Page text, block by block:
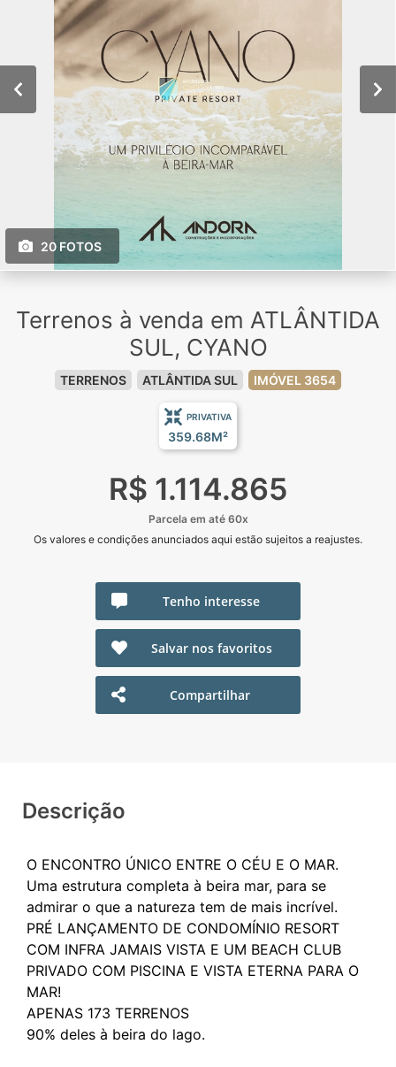
20 FOTOS
Terrenos à venda em ATLÂNTIDA
SUL, CYANO
TERRENOS ATLÂNTIDA SUL IMÓVEL 3654
PRIVATIVA
359.68M²
R$ 1.114.865
Parcela em até 60x
Os valores e condições anunciados aqui estão sujeitos a reajustes.
Tenho interesse
Salvar nos favoritos
Compartilhar
Descrição
O ENCONTRO ÚNICO ENTRE O CÉU E O MAR.
Uma estrutura completa à beira mar, para se
admirar o que a natureza tem de mais incrível.
PRÉ LANÇAMENTO DE CONDOMÍNIO RESORT
COM INFRA JAMAIS VISTA E UM BEACH CLUB
PRIVADO COM PISCINA E VISTA ETERNA PARA O
MAR!
APENAS 173 TERRENOS
90% deles à beira do lago.